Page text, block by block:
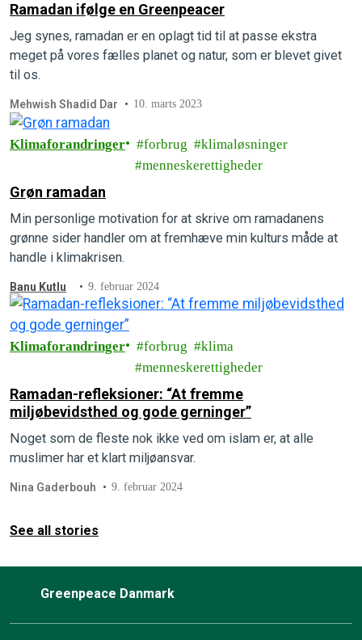
Ramadan ifølge en Greenpeacer
Jeg synes, ramadan er en oplagt tid til at passe ekstra
meget på vores fælles planet og natur, som er blevet givet
til os.
Mehwish Shadid Dar 10. marts 2023
Klimaforandringer forbrug
klimaløsninger
menneskerettigheder
Grøn ramadan
Min personlige motivation for at skrive om ramadanens
grønne sider handler om at fremhæve min kulturs måde at
handle i klimakrisen.
Banu Kutlu 9. februar 2024
Klimaforandringer forbrug
klima
menneskerettigheder
Ramadan-refleksioner: “At fremme
miljøbevidsthed og gode gerninger”
Noget som de fleste nok ikke ved om islam er, at alle
muslimer har et klart miljøansvar.
Nina Gaderbouh 9. februar 2024
See all stories
Greenpeace Danmark